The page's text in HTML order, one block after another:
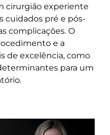
cirurgião experiente
cuidados pré e pós-
complicações. O
e a
de excelência, como
para um